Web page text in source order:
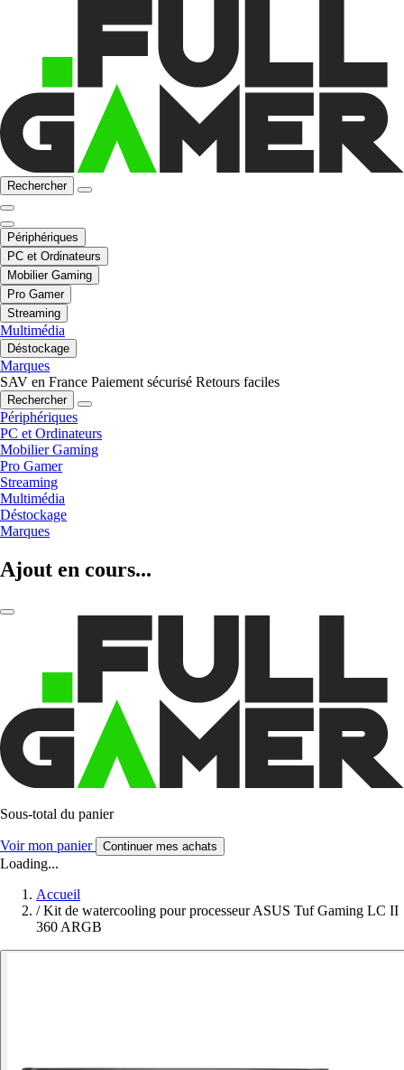
Rechercher
Périphériques
PC et Ordinateurs
Mobilier Gaming
Pro Gamer
Streaming
Multimédia
Déstockage
Marques
SAV en France Paiement sécurisé Retours faciles
Rechercher
Périphériques
PC et Ordinateurs
Mobilier Gaming
Pro Gamer
Streaming
Multimédia
Déstockage
Marques
Ajout en cours...
Sous-total du panier
Voir mon panier Continuer mes achats
Loading...
Accueil
/ Kit de watercooling pour processeur ASUS Tuf Gaming LC II
360 ARGB